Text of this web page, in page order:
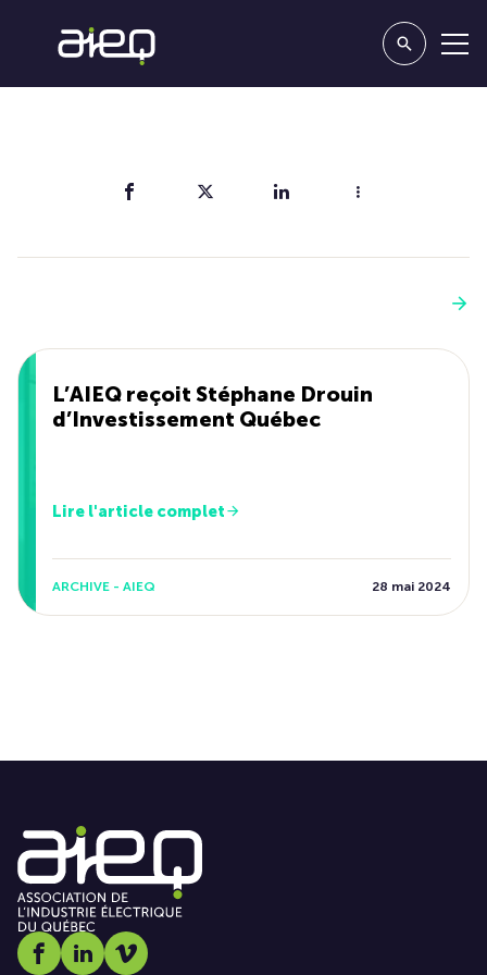
L’AIEQ reçoit Stéphane Drouin
d’Investissement Québec
Lire l'article complet
ARCHIVE - AIEQ 28 mai 2024
Social media link icon-facebook
Social media link icon-linkedin
Social media link icon-vimeo